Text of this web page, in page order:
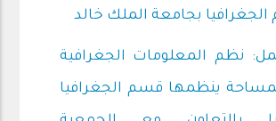
بجامعة الملك خالد
نظم المعلومات الجغرافية
ينظمها قسم الجغرافيا